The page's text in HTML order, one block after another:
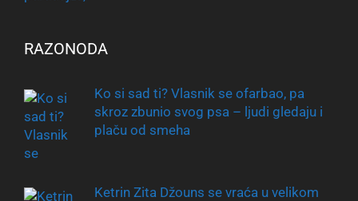
RAZONODA
Ko si sad ti? Vlasnik se ofarbao, pa
skroz zbunio svog psa – ljudi gledaju i
plaču od smeha
Ketrin Zita Džouns se vraća u velikom